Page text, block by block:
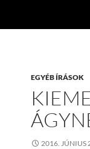
EGYÉB ÍRÁSOK
2016. JÚNIUS